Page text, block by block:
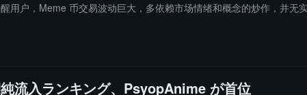
户，Meme 币交易波动巨大，多依赖市场情绪和概念的炒作，并无
流入ランキング、PsyopAnime が首位